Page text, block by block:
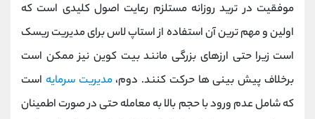
موفقیت در ترید روزانه مستلزم رعایت اصول کلیدی است که
اولین و مهم‌ ترین آن استفاده از استاپ ‌لاس برای مدیریت ریسک
است زیرا حتی ارزهای بزرگی مانند بیت‌ کوین نیز ممکن است
برخلاف پیش ‌بینی ‌ها حرکت کنند. دوم،مدیریت سرمایه است
که شامل عدم ورود با حجم بالا به معامله حتی در صورت اطمینان